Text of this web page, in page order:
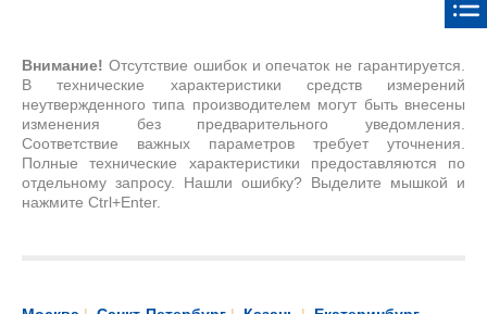
Внимание! Отсутствие ошибок и опечаток не гарантируется.
В технические характеристики средств измерений
неутвержденного типа производителем могут быть внесены
изменения без предварительного уведомления.
Соответствие важных параметров требует уточнения.
Полные технические характеристики предоставляются по
отдельному запросу. Нашли ошибку? Выделите мышкой и
нажмите Ctrl+Enter.